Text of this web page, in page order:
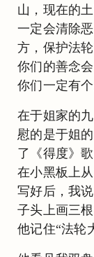
山，现在的
一定会清除
方，保护法
你们的善念
你们一定有
在于姐家的
慰的是于姐
了《得度》
在小黑板上
写好后，我
子头上画三
他记住“法轮